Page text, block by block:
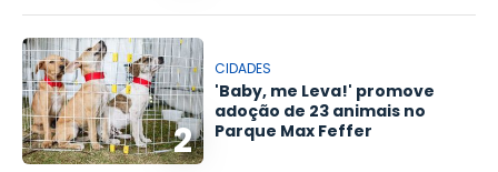
2
CIDADES
'Baby, me Leva!' promove
adoção de 23 animais no
Parque Max Feffer